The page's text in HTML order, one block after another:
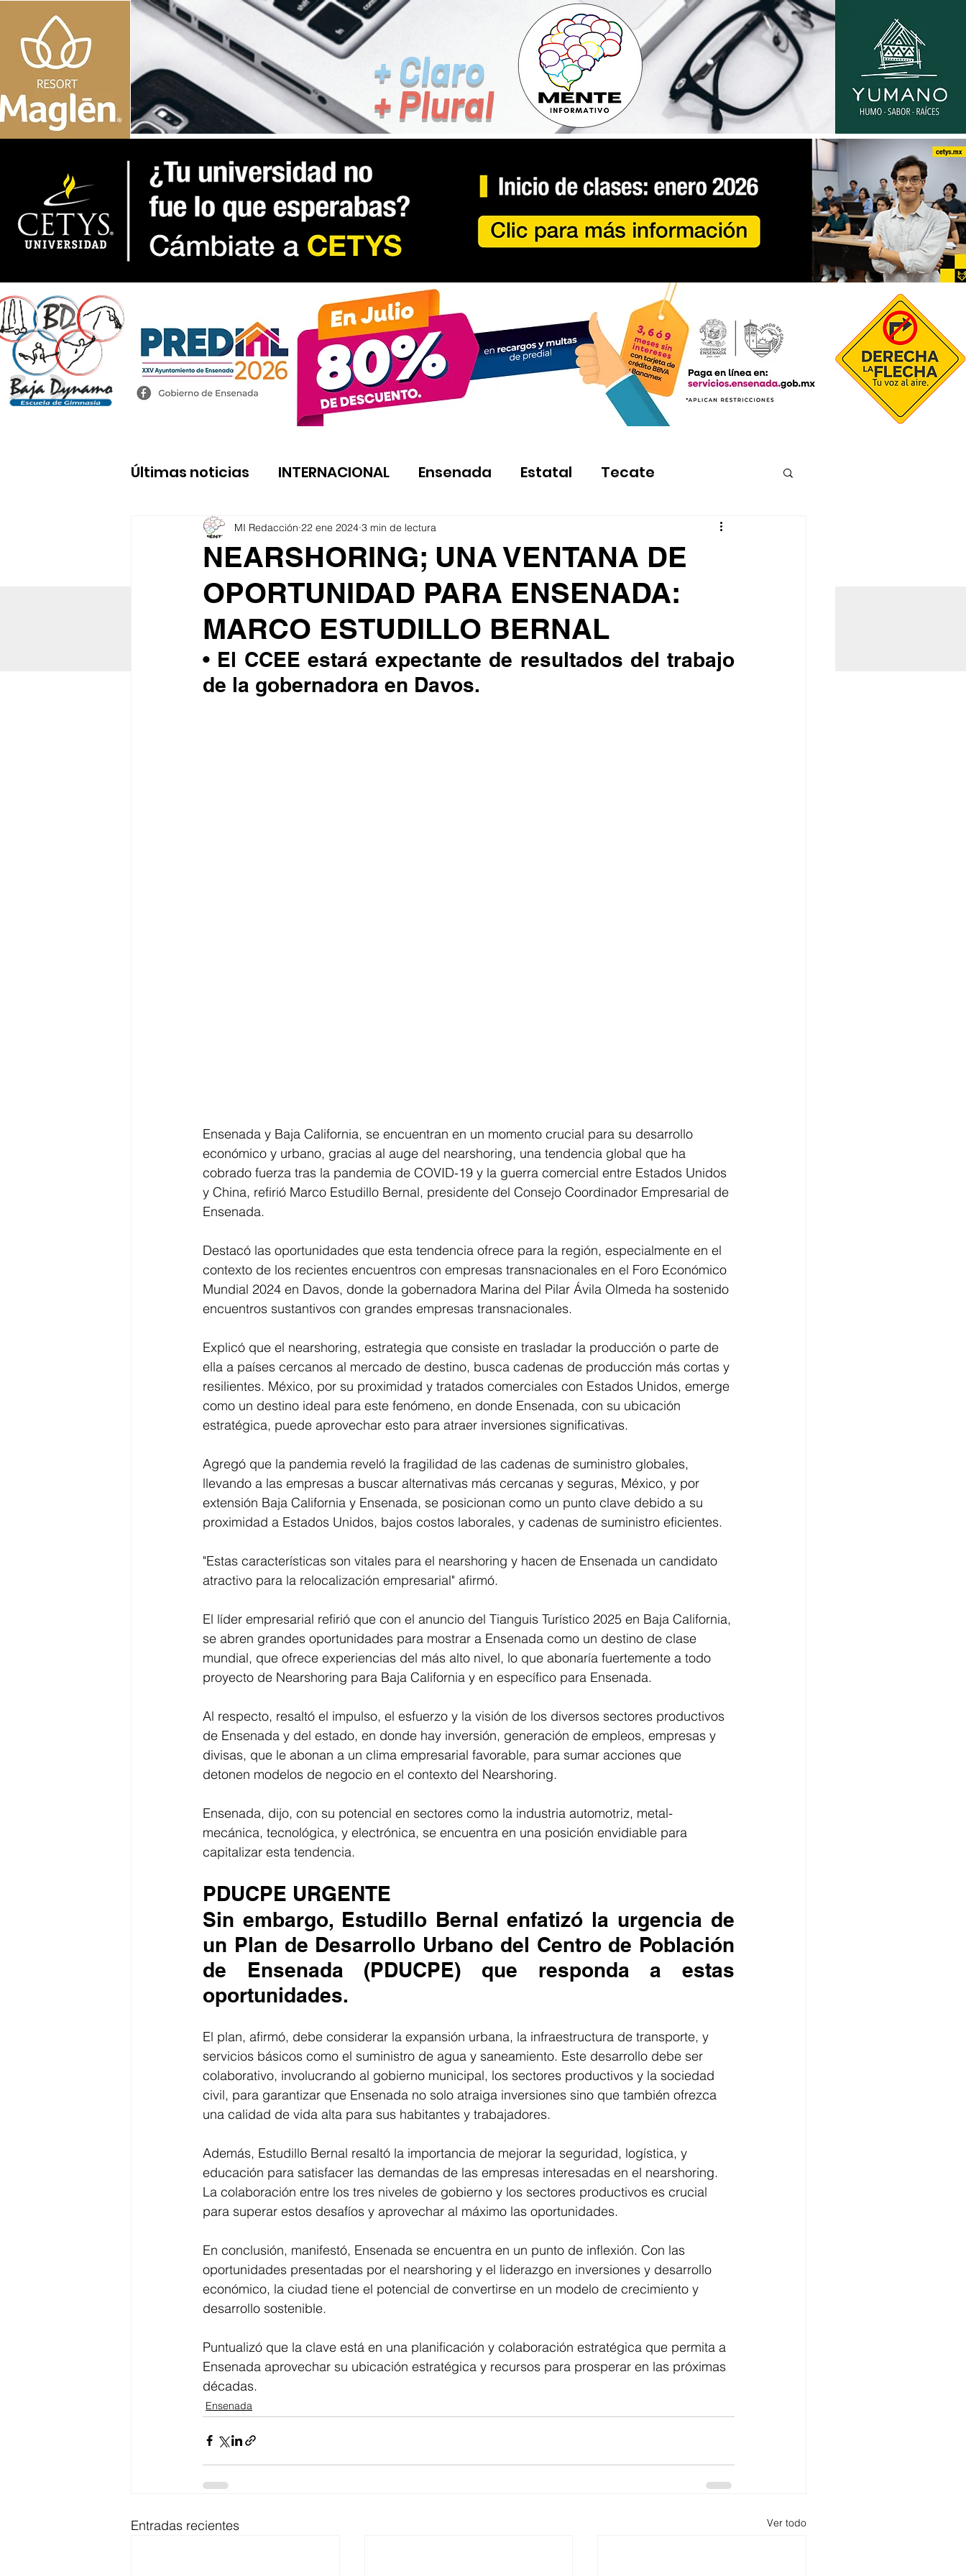
+ Claro
+ Plural
Últimas noticias INTERNACIONAL Ensenada Estatal Tecate
NEARSHORING; UNA VENTANA DE
OPORTUNIDAD PARA ENSENADA:
MARCO ESTUDILLO BERNAL
MI Redacción 22 ene 2024 3 min de lectura
• El CCEE estará expectante de resultados del trabajo
de la gobernadora en Davos.
Ensenada y Baja California, se encuentran en un momento crucial para su desarrollo
económico y urbano, gracias al auge del nearshoring, una tendencia global que ha
cobrado fuerza tras la pandemia de COVID-19 y la guerra comercial entre Estados Unidos
y China, refirió Marco Estudillo Bernal, presidente del Consejo Coordinador Empresarial de
Ensenada.
Destacó las oportunidades que esta tendencia ofrece para la región, especialmente en el
contexto de los recientes encuentros con empresas transnacionales en el Foro Económico
Mundial 2024 en Davos, donde la gobernadora Marina del Pilar Ávila Olmeda ha sostenido
encuentros sustantivos con grandes empresas transnacionales.
Explicó que el nearshoring, estrategia que consiste en trasladar la producción o parte de
ella a países cercanos al mercado de destino, busca cadenas de producción más cortas y
resilientes. México, por su proximidad y tratados comerciales con Estados Unidos, emerge
como un destino ideal para este fenómeno, en donde Ensenada, con su ubicación
estratégica, puede aprovechar esto para atraer inversiones significativas.
Agregó que la pandemia reveló la fragilidad de las cadenas de suministro globales,
llevando a las empresas a buscar alternativas más cercanas y seguras, México, y por
extensión Baja California y Ensenada, se posicionan como un punto clave debido a su
proximidad a Estados Unidos, bajos costos laborales, y cadenas de suministro eficientes.
"Estas características son vitales para el nearshoring y hacen de Ensenada un candidato
atractivo para la relocalización empresarial" afirmó.
El líder empresarial refirió que con el anuncio del Tianguis Turístico 2025 en Baja California,
se abren grandes oportunidades para mostrar a Ensenada como un destino de clase
mundial, que ofrece experiencias del más alto nivel, lo que abonaría fuertemente a todo
proyecto de Nearshoring para Baja California y en específico para Ensenada.
Al respecto, resaltó el impulso, el esfuerzo y la visión de los diversos sectores productivos
de Ensenada y del estado, en donde hay inversión, generación de empleos, empresas y
divisas, que le abonan a un clima empresarial favorable, para sumar acciones que
detonen modelos de negocio en el contexto del Nearshoring.
Ensenada, dijo, con su potencial en sectores como la industria automotriz, metal-
mecánica, tecnológica, y electrónica, se encuentra en una posición envidiable para
capitalizar esta tendencia.
PDUCPE URGENTE
Sin embargo, Estudillo Bernal enfatizó la urgencia de
un Plan de Desarrollo Urbano del Centro de Población
de Ensenada (PDUCPE) que responda a estas
oportunidades.
El plan, afirmó, debe considerar la expansión urbana, la infraestructura de transporte, y
servicios básicos como el suministro de agua y saneamiento. Este desarrollo debe ser
colaborativo, involucrando al gobierno municipal, los sectores productivos y la sociedad
civil, para garantizar que Ensenada no solo atraiga inversiones sino que también ofrezca
una calidad de vida alta para sus habitantes y trabajadores.
Además, Estudillo Bernal resaltó la importancia de mejorar la seguridad, logística, y
educación para satisfacer las demandas de las empresas interesadas en el nearshoring.
La colaboración entre los tres niveles de gobierno y los sectores productivos es crucial
para superar estos desafíos y aprovechar al máximo las oportunidades.
En conclusión, manifestó, Ensenada se encuentra en un punto de inflexión. Con las
oportunidades presentadas por el nearshoring y el liderazgo en inversiones y desarrollo
económico, la ciudad tiene el potencial de convertirse en un modelo de crecimiento y
desarrollo sostenible.
Puntualizó que la clave está en una planificación y colaboración estratégica que permita a
Ensenada aprovechar su ubicación estratégica y recursos para prosperar en las próximas
décadas.
Ensenada
Entradas recientes Ver todo